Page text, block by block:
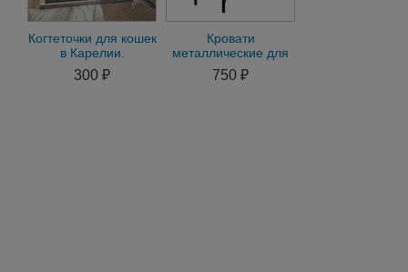
Когтеточки для кошек
в Карелии.
300 ₽
Кровати
металлические для
хостелов, кровати
для больниц,
750 ₽